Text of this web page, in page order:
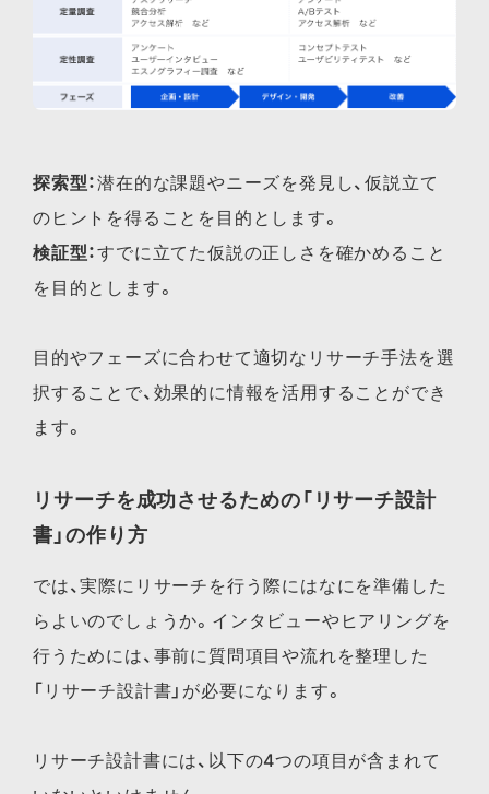
探索型：潜在的な課題やニーズを発見し、仮説立て
のヒントを得ることを目的とします。
検証型：すでに立てた仮説の正しさを確かめること
を目的とします。
目的やフェーズに合わせて適切なリサーチ手法を選
択することで、効果的に情報を活用することができ
ます。
リサーチを成功させるための「リサーチ設計
書」の作り方
では、実際にリサーチを行う際にはなにを準備した
らよいのでしょうか。インタビューやヒアリングを
行うためには、事前に質問項目や流れを整理した
「リサーチ設計書」が必要になります。
リサーチ設計書には、以下の4つの項目が含まれて